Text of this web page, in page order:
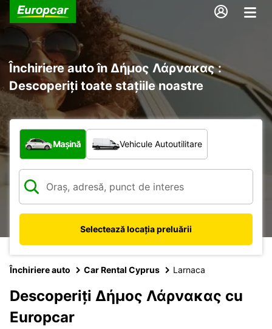
Închiriere auto în Δήμος Λάρνακας :
Descoperiți toate stațiile noastre
Ce tip de vehicul?
Mașină Vehicule Autoutilitare
Selectează locația preluării
Închiriere auto Car Rental Cyprus Larnaca
Descoperiți Δήμος Λάρνακας cu
Europcar